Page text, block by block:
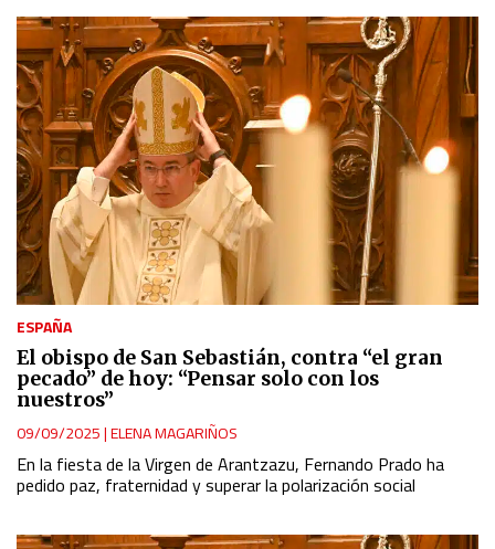
ESPAÑA
El obispo de San Sebastián, contra “el gran
pecado” de hoy: “Pensar solo con los
nuestros”
09/09/2025|ELENA MAGARIÑOS
En la fiesta de la Virgen de Arantzazu, Fernando Prado ha
pedido paz, fraternidad y superar la polarización social